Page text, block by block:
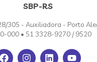
SBP-RS
305 - Auxiliadora - Porto
000 • 51 3328-9270 / 9520